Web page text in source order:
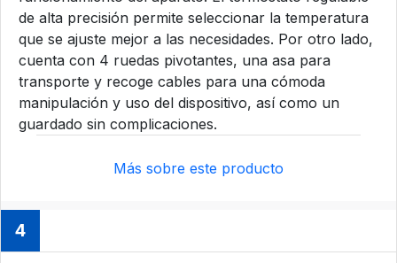
de alta precisión permite seleccionar la temperatura
que se ajuste mejor a las necesidades. Por otro lado,
cuenta con 4 ruedas pivotantes, una asa para
transporte y recoge cables para una cómoda
manipulación y uso del dispositivo, así como un
guardado sin complicaciones.
Más sobre este producto
4